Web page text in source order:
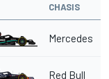
CHASIS
Mercedes
Red Bull